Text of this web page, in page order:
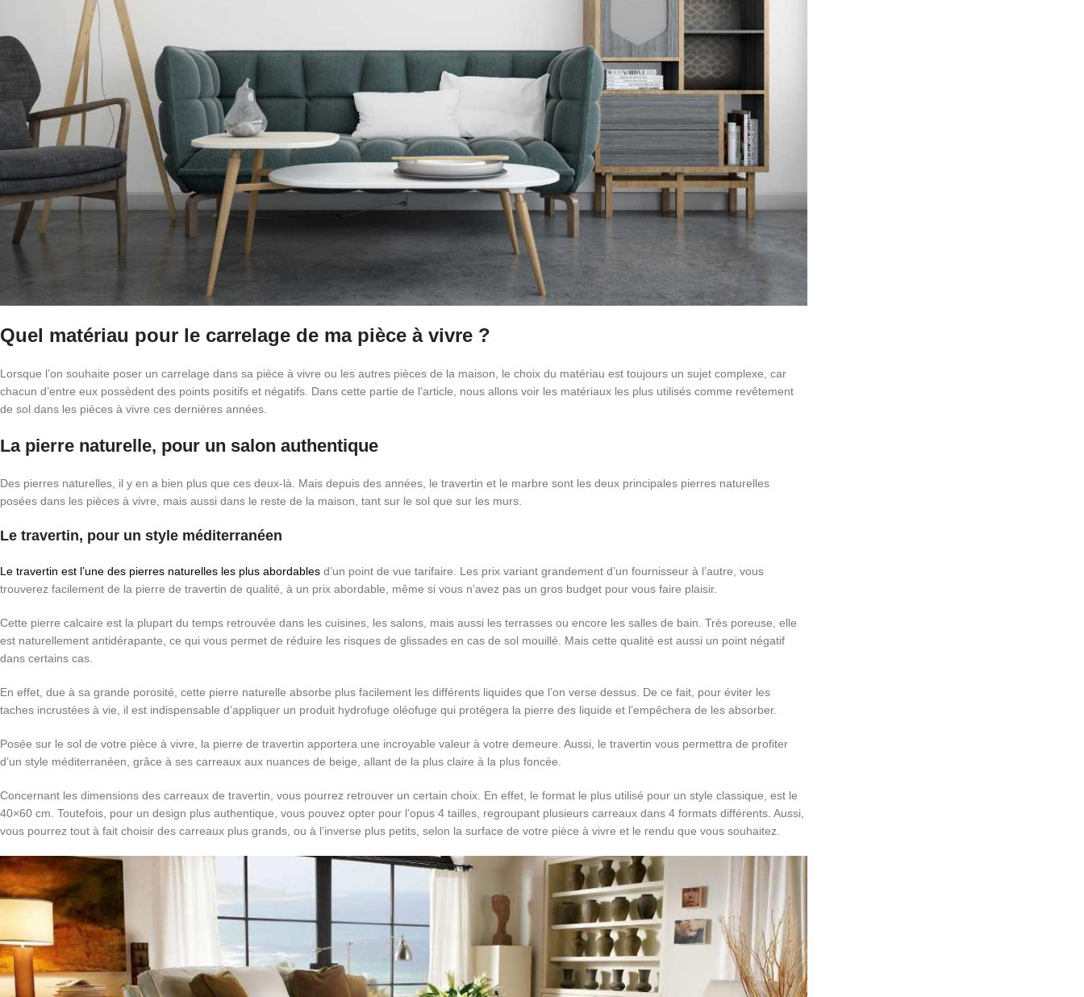
Quel matériau pour le carrelage de ma pièce à vivre ?
Lorsque l’on souhaite poser un carrelage dans sa pièce à vivre ou les autres pièces de la maison, le choix du matériau est toujours un sujet complexe, car
chacun d’entre eux possèdent des points positifs et négatifs. Dans cette partie de l’article, nous allons voir les matériaux les plus utilisés comme revêtement
de sol dans les pièces à vivre ces dernières années.
La pierre naturelle, pour un salon authentique
Des pierres naturelles, il y en a bien plus que ces deux-là. Mais depuis des années, le travertin et le marbre sont les deux principales pierres naturelles
posées dans les pièces à vivre, mais aussi dans le reste de la maison, tant sur le sol que sur les murs.
Le travertin, pour un style méditerranéen
Le travertin est l’une des pierres naturelles les plus abordables d’un point de vue tarifaire. Les prix variant grandement d’un fournisseur à l’autre, vous
trouverez facilement de la pierre de travertin de qualité, à un prix abordable, même si vous n’avez pas un gros budget pour vous faire plaisir.
Cette pierre calcaire est la plupart du temps retrouvée dans les cuisines, les salons, mais aussi les terrasses ou encore les salles de bain. Très poreuse, elle
est naturellement antidérapante, ce qui vous permet de réduire les risques de glissades en cas de sol mouillé. Mais cette qualité est aussi un point négatif
dans certains cas.
En effet, due à sa grande porosité, cette pierre naturelle absorbe plus facilement les différents liquides que l’on verse dessus. De ce fait, pour éviter les
taches incrustées à vie, il est indispensable d’appliquer un produit hydrofuge oléofuge qui protégera la pierre des liquide et l’empêchera de les absorber.
Posée sur le sol de votre pièce à vivre, la pierre de travertin apportera une incroyable valeur à votre demeure. Aussi, le travertin vous permettra de profiter
d’un style méditerranéen, grâce à ses carreaux aux nuances de beige, allant de la plus claire à la plus foncée.
Concernant les dimensions des carreaux de travertin, vous pourrez retrouver un certain choix. En effet, le format le plus utilisé pour un style classique, est le
40×60 cm. Toutefois, pour un design plus authentique, vous pouvez opter pour l’opus 4 tailles, regroupant plusieurs carreaux dans 4 formats différents. Aussi,
vous pourrez tout à fait choisir des carreaux plus grands, ou à l’inverse plus petits, selon la surface de votre pièce à vivre et le rendu que vous souhaitez.